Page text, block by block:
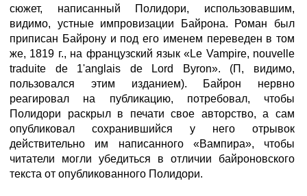
сюжет, написанный Полидори, использовавшим,
видимо, устные импровизации Байрона. Роман был
приписан Байрону и под его именем переведен в том
же, 1819 г., на французский язык «Le Vampire, nouvelle
traduite de 1'anglais de Lord Byron». (П, видимо,
пользовался этим изданием). Байрон нервно
реагировал на публикацию, потребовал, чтобы
Полидори раскрыл в печати свое авторство, а сам
опубликовал сохранившийся у него отрывок
действительно им написанного «Вампира», чтобы
читатели могли убедиться в отличии байроновского
текста от опубликованного Полидори.